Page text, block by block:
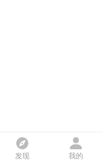
发现 我的